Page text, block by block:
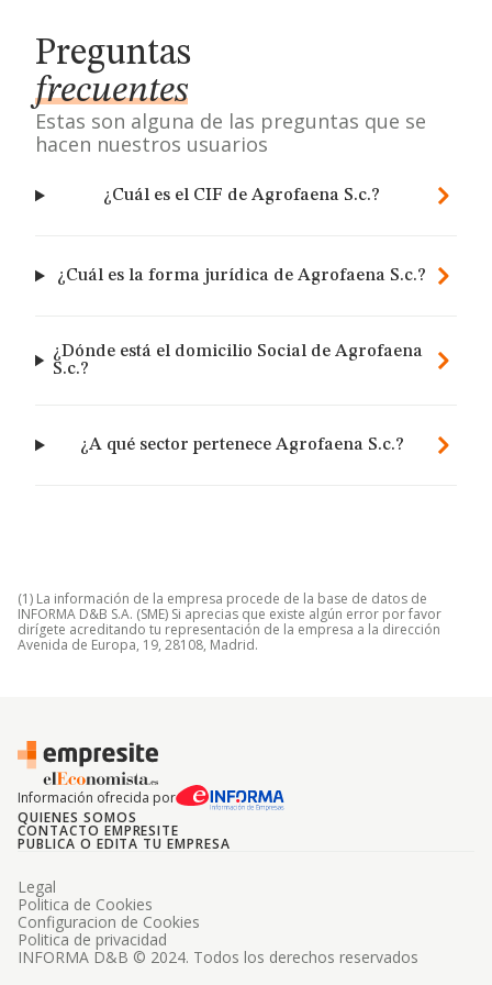
Preguntas
frecuentes
Estas son alguna de las preguntas que se
hacen nuestros usuarios
¿Cuál es el CIF de Agrofaena S.c.?
¿Cuál es la forma jurídica de Agrofaena S.c.?
¿Dónde está el domicilio Social de Agrofaena
S.c.?
¿A qué sector pertenece Agrofaena S.c.?
(1) La información de la empresa procede de la base de datos de
INFORMA D&B S.A. (SME) Si aprecias que existe algún error por favor
dirígete acreditando tu representación de la empresa a la dirección
Avenida de Europa, 19, 28108, Madrid.
Información ofrecida por
QUIENES SOMOS
CONTACTO EMPRESITE
PUBLICA O EDITA TU EMPRESA
INFORMA D&B © 2024. Todos los derechos reservados
Legal
Politica de Cookies
Configuracion de Cookies
Politica de privacidad